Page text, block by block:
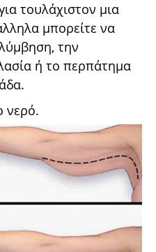
τουλάχιστον μια
μπορείτε να
την
ή το περπάτημα
νερό.